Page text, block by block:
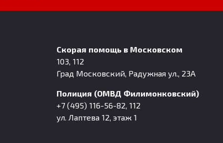
Скорая помощь в Московском
103, 112
Град Московский, Радужная ул., 23А
Полиция (ОМВД Филимонковский)
+7 (495) 116-56-82, 112
ул. Лаптева 12, этаж 1